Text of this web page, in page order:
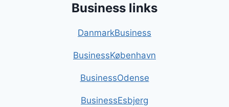
Business links
DanmarkBusiness
BusinessKøbenhavn
BusinessOdense
BusinessEsbjerg